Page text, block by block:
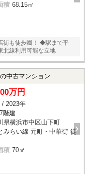
積 68.15㎡
街も徒歩圏！ ◆駅まで平
北線利用可能な立地
中古マンション
万円
/ 2023年
階建
県横浜市中区山下町
みらい線 元町・中華街 徒
積 70㎡